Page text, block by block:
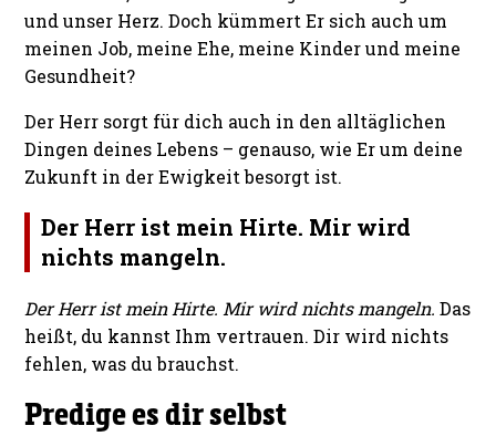
und unser Herz. Doch kümmert Er sich auch um
meinen Job, meine Ehe, meine Kinder und meine
Gesundheit?
Der Herr sorgt für dich auch in den alltäglichen
Dingen deines Lebens – genauso, wie Er um deine
Zukunft in der Ewigkeit besorgt ist.
Der Herr ist mein Hirte. Mir wird
nichts mangeln.
Der Herr ist mein Hirte. Mir wird nichts mangeln. Das
heißt, du kannst Ihm vertrauen. Dir wird nichts
fehlen, was du brauchst.
Predige es dir selbst